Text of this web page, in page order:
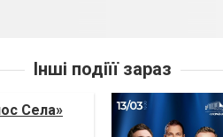
Інші подіїї зараз
Села»